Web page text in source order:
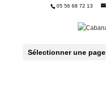
05 56 68 72 13
Sélectionner une page